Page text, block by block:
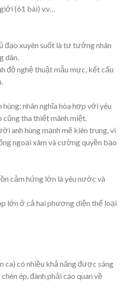
(61 bài) v.v…
đạo xuyên suốt là tư tưởng nhân
dân.
độ nghệ thuật mẫu mực, kết cấu
nhân nghĩa hòa hợp với yêu
tha thiết mãnh miệt.
anh hùng mạnh mẽ kiên trung, vì
ngoại xâm và cường quyền bạo
cảm hứng lớn là yêu nước và
lớn ở cả hai phương diện thể loại
ca) có nhiều khả năng được sáng
ép, đành phải cáo quan về